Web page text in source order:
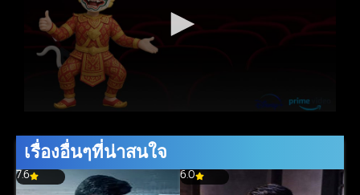
เรื่องอื่นๆที่น่าสนใจ
7.6 6.0